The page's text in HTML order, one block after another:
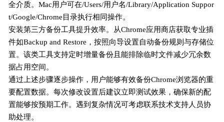
全介质。Mac用户可在/Users/用户名/Library/Application Suppor
t/Google/Chrome目录执行相同操作。
安装第三方备份工具提升效率。从Chrome应用商店获取专业插
件如Backup and Restore，按照向导设置自动备份规则与存储位
置。该类工具支持定时增量备份且能排除临时文件减少冗余数
据占用空间。
通过上述步骤逐步操作，用户能够有效备份Chrome浏览器的重
要配置数据。每次修改设置后建议立即测试效果，确保新的配
置能够按预期工作。遇到复杂情况可考虑联系技术支持人员协
助处理。